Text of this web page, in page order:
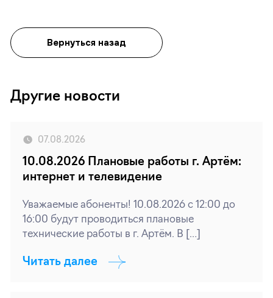
Вернуться назад
Другие новости
07.08.2026
10.08.2026 Плановые работы г. Артём:
интернет и телевидение
Уважаемые абоненты! 10.08.2026 с 12:00 до
16:00 будут проводиться плановые
технические работы в г. Артём. В […]
Читать далее